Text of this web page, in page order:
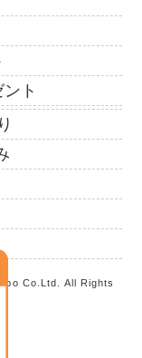
ト
Co.Ltd. All Rights